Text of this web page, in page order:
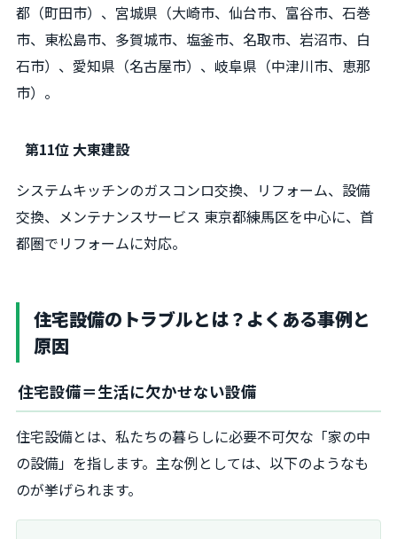
都（町田市）、宮城県（大崎市、仙台市、富谷市、石巻
市、東松島市、多賀城市、塩釜市、名取市、岩沼市、白
石市）、愛知県（名古屋市）、岐阜県（中津川市、恵那
市）。
第11位 大東建設
システムキッチンのガスコンロ交換、リフォーム、設備
交換、メンテナンスサービス 東京都練馬区を中心に、首
都圏でリフォームに対応。
住宅設備のトラブルとは？よくある事例と
原因
住宅設備＝生活に欠かせない設備
住宅設備とは、私たちの暮らしに必要不可欠な「家の中
の設備」を指します。主な例としては、以下のようなも
のが挙げられます。